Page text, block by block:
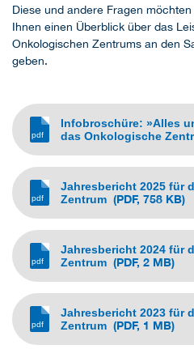
Diese und andere Fragen
Ihnen einen Überblick über das
Onkologischen Zentrums an den
geben.
Infobroschüre: »Alles
das Onkologische
Jahresbericht 2025 für
Zentrum (PDF, 758 KB)
Jahresbericht 2024 für
Zentrum (PDF, 2 MB)
Jahresbericht 2023 für
Zentrum (PDF, 1 MB)